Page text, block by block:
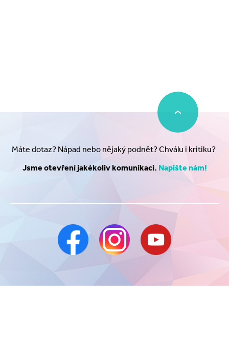
Máte dotaz? Nápad nebo nějaký podnět? Chválu i kritiku?
Jsme otevření jakékoliv komunikaci. Napište nám!